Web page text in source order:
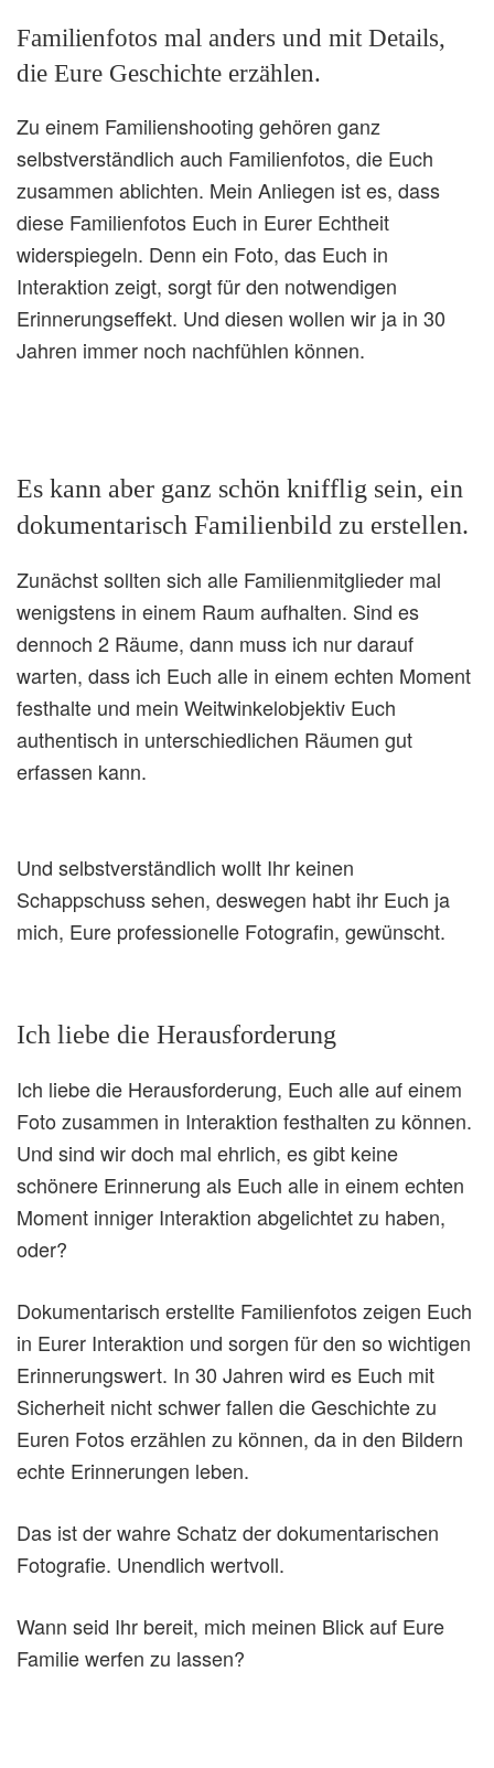
Familienfotos mal anders und mit Details,
die Eure Geschichte erzählen.
Zu einem Familienshooting gehören ganz
selbstverständlich auch Familienfotos, die Euch
zusammen ablichten. Mein Anliegen ist es, dass
diese Familienfotos Euch in Eurer Echtheit
widerspiegeln. Denn ein Foto, das Euch in
Interaktion zeigt, sorgt für den notwendigen
Erinnerungseffekt. Und diesen wollen wir ja in 30
Jahren immer noch nachfühlen können.
Es kann aber ganz schön knifflig sein, ein
dokumentarisch Familienbild zu erstellen.
Zunächst sollten sich alle Familienmitglieder mal
wenigstens in einem Raum aufhalten. Sind es
dennoch 2 Räume, dann muss ich nur darauf
warten, dass ich Euch alle in einem echten Moment
festhalte und mein Weitwinkelobjektiv Euch
authentisch in unterschiedlichen Räumen gut
erfassen kann.
Und selbstverständlich wollt Ihr keinen
Schappschuss sehen, deswegen habt ihr Euch ja
mich, Eure professionelle Fotografin, gewünscht.
Ich liebe die Herausforderung
Ich liebe die Herausforderung, Euch alle auf einem
Foto zusammen in Interaktion festhalten zu können.
Und sind wir doch mal ehrlich, es gibt keine
schönere Erinnerung als Euch alle in einem echten
Moment inniger Interaktion abgelichtet zu haben,
oder?
Dokumentarisch erstellte Familienfotos zeigen Euch
in Eurer Interaktion und sorgen für den so wichtigen
Erinnerungswert. In 30 Jahren wird es Euch mit
Sicherheit nicht schwer fallen die Geschichte zu
Euren Fotos erzählen zu können, da in den Bildern
echte Erinnerungen leben.
Das ist der wahre Schatz der dokumentarischen
Fotografie. Unendlich wertvoll.
Wann seid Ihr bereit, mich meinen Blick auf Eure
Familie werfen zu lassen?